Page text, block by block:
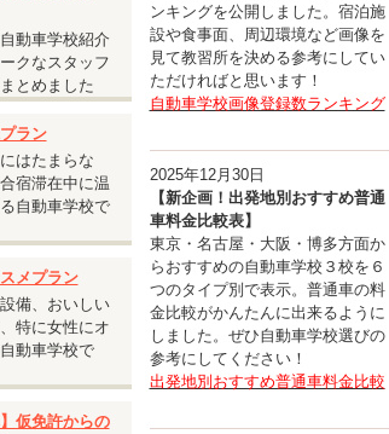
了承くださ
動車学校紹介
クなスタッフ
とめました
ラン
はたまらな
宿滞在中に温
自動車学校で
メプラン
備、おいしい
特に女性にオ
動車学校で
】仮免許からの
ンキングを公開しました。宿泊施
設や食事面、周辺環境など画像を
見て教習所を決める参考にしてい
ただければと思います！
自動車学校画像登録数ランキング
2025年12月30日
【新企画！出発地別おすすめ普通
車料金比較表】
東京・名古屋・大阪・博多方面か
らおすすめの自動車学校３校を６
つのタイプ別で表示。普通車の料
金比較がかんたんに出来るように
しました。ぜひ自動車学校選びの
参考にしてください！
出発地別おすすめ普通車料金比較